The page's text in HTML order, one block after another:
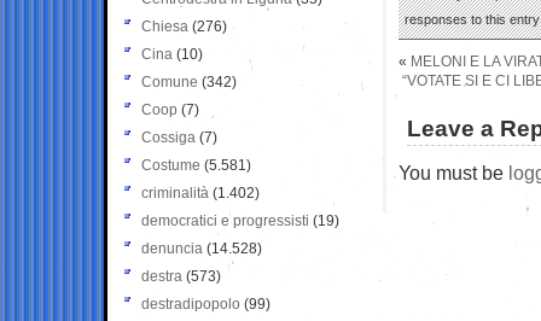
responses to this
« MELONI E LA
“VOTATE SI E CI
Leave a
You must be
Chiesa (276)
Cina (10)
Comune (342)
Coop (7)
Cossiga (7)
Costume (5.581)
criminalità (1.402)
democratici e progressisti (19)
denuncia (14.528)
destra (573)
destradipopolo (99)